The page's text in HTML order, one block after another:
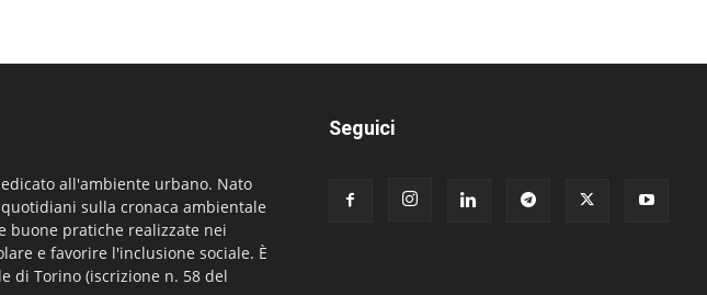
all'ambiente urbano. Nato
sulla cronaca ambientale
buone pratiche realizzate nei
e favorire l'inclusione sociale. È
di Torino (iscrizione n. 58 del
Seguici